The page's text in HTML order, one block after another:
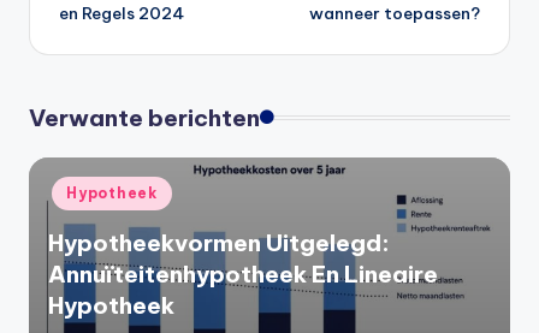
en Regels 2024
wanneer toepassen?
Verwante berichten
Geplaatst
in
Hypotheek
Hypotheekvormen Uitgelegd:
Annuïteitenhypotheek En Lineaire
Hypotheek